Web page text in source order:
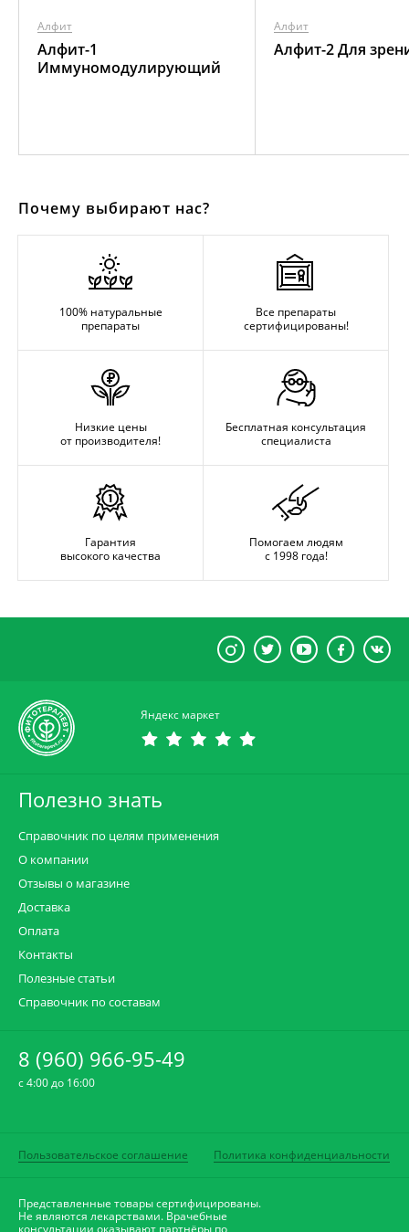
Алфит
Алфит-1
Иммуномодулирующий
Алфит
Алфит-2 Для
Почему выбирают нас?
100% натуральные
препараты
Все препараты
сертифицированы!
Низкие цены
от производителя!
Бесплатная консультация
специалиста
Гарантия
высокого качества
Помогаем людям
с 1998 года!
Яндекс маркет
Полезно знать
Справочник по целям применения
О компании
Отзывы о магазине
Доставка
Оплата
Контакты
Полезные статьи
Справочник по составам
8 (960) 966-95-49
c 4:00 до 16:00
Пользовательское соглашение Политика конфиденциальности
Представленные товары сертифицированы.
Не являются лекарствами. Врачебные
консультации оказывают партнёры по